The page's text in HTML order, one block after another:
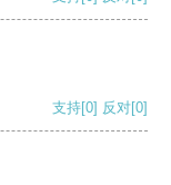
支持[0] 反对[0]